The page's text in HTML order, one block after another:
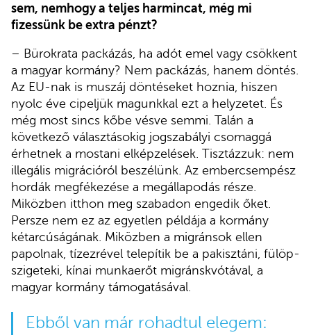
sem, nemhogy a teljes harmincat, még mi
fizessünk be extra pénzt?
– Bürokrata packázás, ha adót emel vagy csökkent
a magyar kormány? Nem packázás, hanem döntés.
Az EU-nak is muszáj döntéseket hoznia, hiszen
nyolc éve cipeljük magunkkal ezt a helyzetet. És
még most sincs kőbe vésve semmi. Talán a
következő választásokig jogszabályi csomaggá
érhetnek a mostani elképzelések. Tisztázzuk: nem
illegális migrációról beszélünk. Az embercsempész
hordák megfékezése a megállapodás része.
Miközben itthon meg szabadon engedik őket.
Persze nem ez az egyetlen példája a kormány
kétarcúságának. Miközben a migránsok ellen
papolnak, tízezrével telepítik be a pakisztáni, fülöp-
szigeteki, kínai munkaerőt migránskvótával, a
magyar kormány támogatásával.
Ebből van már rohadtul elegem: